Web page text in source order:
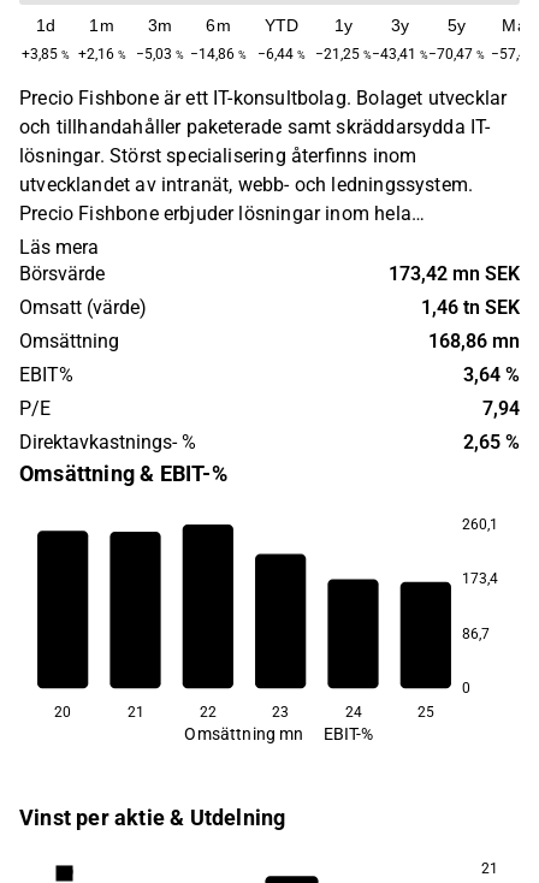
1d
+3,85 %
1m
+2,16 %
3m
−5,03 %
6m
−14,86 %
YTD
−6,44 %
1y
−21,25 %
3y
−43,41 %
5y
−70,47 %
Max
−57,41
Precio Fishbone är ett IT-konsultbolag. Bolaget utvecklar
och tillhandahåller paketerade samt skräddarsydda IT-
lösningar. Störst specialisering återfinns inom
utvecklandet av intranät, webb- och ledningssystem.
Precio Fishbone erbjuder lösningar inom hela
värdekedjan, från analys, utveckling, till
eftermarknadsservice. Bolagets huvudkontor ligger i
Örebro.
Läs mera
Börsvärde
173,42 mn SEK
Omsatt (värde)
1,46 tn SEK
Omsättning
168,86 mn
EBIT%
3,64 %
P/E
7,94
Direktavkastnings- %
2,65 %
Omsättning & EBIT-%
260,1
173,4
86,7
0
20 21 22 23 24 25
Omsättning mn EBIT-%
Vinst per aktie & Utdelning
21
4,9